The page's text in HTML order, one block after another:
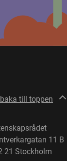
till toppen
11 B
21 Stockholm